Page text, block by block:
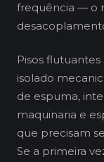
frequência — o
Pisos
isolado
de espuma,
maquinaria e
que precisam
Se a primeira